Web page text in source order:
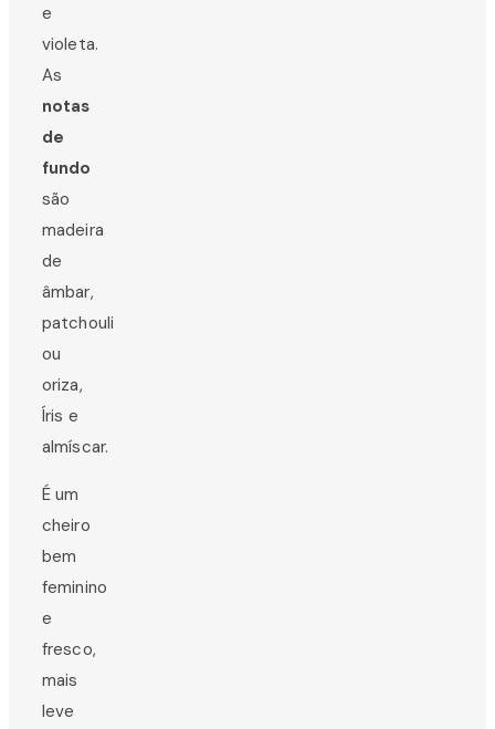
e
violeta.
As
notas
de
fundo
são
madeira
de
âmbar,
patchouli
ou
oriza,
Íris e
almíscar.
É um
cheiro
bem
feminino
e
fresco,
mais
leve